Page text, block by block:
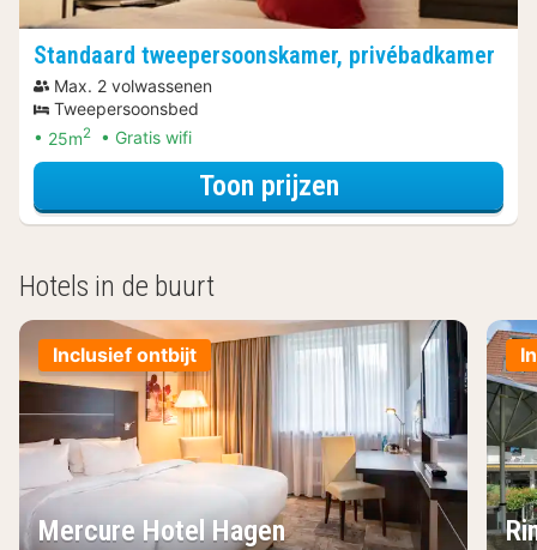
Standaard tweepersoonskamer, privébadkamer
Max. 2 volwassenen
Tweepersoonsbed
25m2 Gratis wifi
Toon prijzenvoor Standaard
Hotels in de buurt
Inclusief ontbijt
Mercure Hotel Hagen